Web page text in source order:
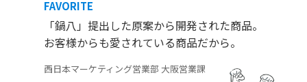
FAVORITE
「鍋八」提出した原案から開発された商品。
お客様からも愛されている商品だから。
西日本マーケティング営業部 大阪営業課